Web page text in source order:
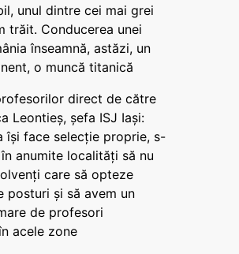
unul dintre cei mai grei
trăit. Conducerea unei
înseamnă, astăzi, un
o muncă titanică
direct de către
Leontieș, șefa ISJ Iași:
își face selecție proprie, s-
anumite localități să nu
care să opteze
posturi și să avem un
de profesori
acele zone